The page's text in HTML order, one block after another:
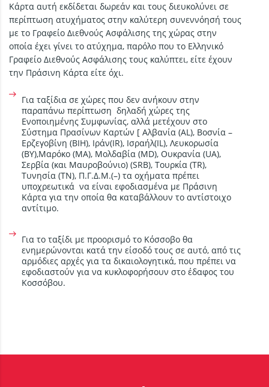
Κάρτα αυτή εκδίδεται δωρεάν και τους διευκολύνει σε
περίπτωση ατυχήματος στην καλύτερη συνεννόησή τους
με το Γραφείο Διεθνούς Ασφάλισης της χώρας στην
οποία έχει γίνει το ατύχημα, παρόλο που το Ελληνικό
Γραφείο Διεθνούς Ασφάλισης τους καλύπτει, είτε έχουν
την Πράσινη Κάρτα είτε όχι.
Για ταξίδια σε χώρες που δεν ανήκουν στην
παραπάνω περίπτωση δηλαδή χώρες της
Ενοποιημένης Συμφωνίας, αλλά μετέχουν στο
Σύστημα Πρασίνων Καρτών [ Αλβανία (AL), Βοσνία –
Ερζεγοβίνη (BIH), Ιράν(IR), Ισραήλ(IL), Λευκορωσία
(BY),Μαρόκο (MA), Μολδαβία (MD), Ουκρανία (UA),
Σερβία (και Μαυροβούνιο) (SRB), Τουρκία (TR),
Τυνησία (TN), Π.Γ.Δ.Μ.(–) τα οχήματα πρέπει
υποχρεωτικά να είναι εφοδιασμένα με Πράσινη
Κάρτα για την οποία θα καταβάλλουν το αντίστοιχο
αντίτιμο.
Για το ταξίδι με προορισμό το Κόσσοβο θα
ενημερώνονται κατά την είσοδό τους σε αυτό, από τις
αρμόδιες αρχές για τα δικαιολογητικά, που πρέπει να
εφοδιαστούν για να κυκλοφορήσουν στο έδαφος του
Κοσσόβου.